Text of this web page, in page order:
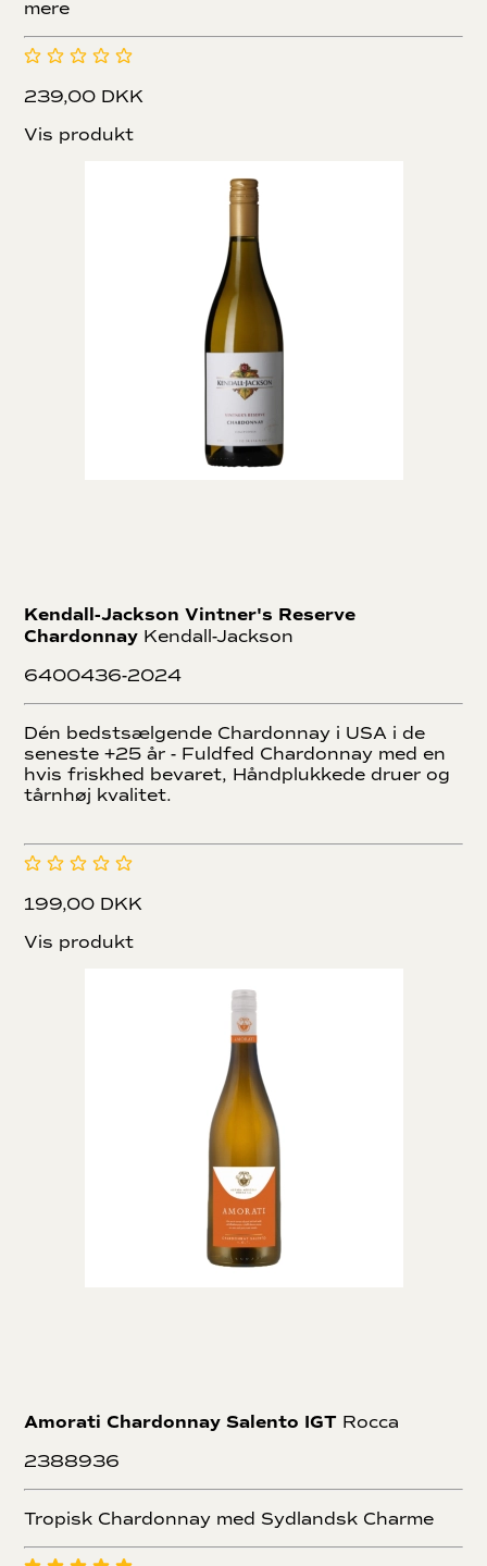
mere
239,00 DKK
Vis produkt
Kendall-Jackson Vintner's Reserve
Chardonnay Kendall-Jackson
6400436-2024
Dén bedstsælgende Chardonnay i USA i de
seneste +25 år - Fuldfed Chardonnay med en
hvis friskhed bevaret, Håndplukkede druer og
tårnhøj kvalitet.
199,00 DKK
Vis produkt
Amorati Chardonnay Salento IGT Rocca
2388936
Tropisk Chardonnay med Sydlandsk Charme